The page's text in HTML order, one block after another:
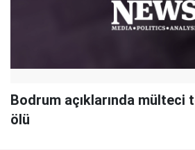
Bodrum açıklarında mülteci
ölü